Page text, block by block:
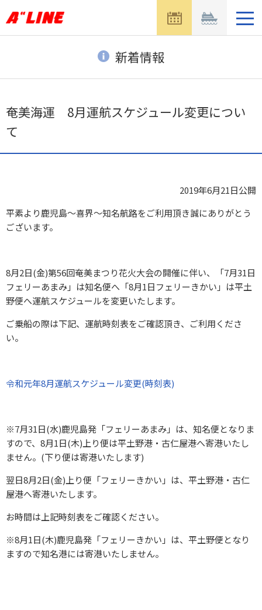
ュ
開
新着情報
奄美海運 8月運航スケジュール変更につい
て
2019年6月21日公開
平素より鹿児島～喜界～知名航路をご利用頂き誠にありがとう
ございます。
8月2日(金)第56回奄美まつり花火大会の開催に伴い、「7月31日
フェリーあまみ」は知名便へ「8月1日フェリーきかい」は平土
野便へ運航スケジュールを変更いたします。
ご乗船の際は下記、運航時刻表をご確認頂き、ご利用くださ
い。
令和元年8月運航スケジュール変更(時刻表)
※7月31日(水)鹿児島発「フェリーあまみ」は、知名便となりま
すので、8月1日(木)上り便は平土野港・古仁屋港へ寄港いたし
ません。(下り便は寄港いたします)
翌日8月2日(金)上り便「フェリーきかい」は、平土野港・古仁
屋港へ寄港いたします。
お時間は上記時刻表をご確認ください。
※8月1日(木)鹿児島発「フェリーきかい」は、平土野便となり
ますので知名港には寄港いたしません。